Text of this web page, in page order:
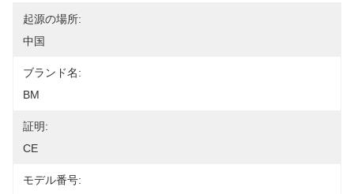
起源の場所:
中国
ブランド名:
BM
証明:
CE
モデル番号: